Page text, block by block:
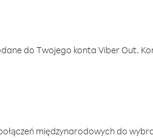
do Twojego konta Viber Out.
międzynarodowych do